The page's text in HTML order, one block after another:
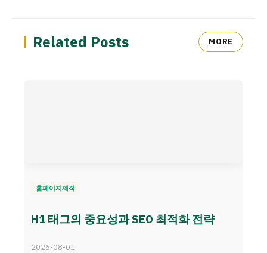
Related Posts MORE
홈페이지제작
H1 태그의 중요성과 SEO 최적화 전략
2026-08-01